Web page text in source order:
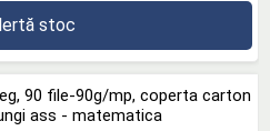
stoc